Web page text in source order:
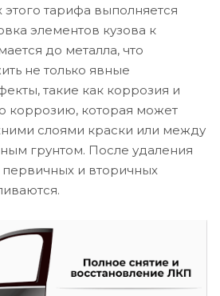
этого тарифа выполняется
элементов кузова к
до металла, что
не только явные
такие как коррозия и
коррозию, которая может
слоями краски или между
грунтом. После удаления
и вторичных